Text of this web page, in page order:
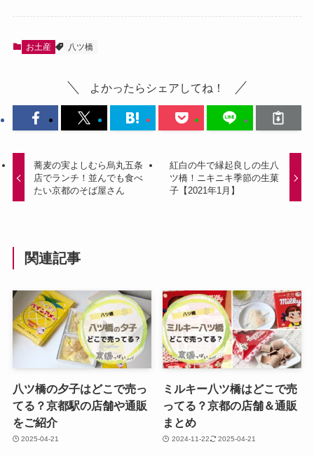
お土産 八ツ橋
よかったらシェアしてね！
蕎麦の実よしむら烏丸五条
店でランチ！並んでも食べ
たい京都のそば屋さん
紅白の牛で縁起良しの生八
ツ橋！ニキニキ季節の生菓
子【2021年1月】
関連記事
八ツ橋の夕子はどこで売っ
てる？京都駅の店舗や通販
をご紹介
2025-04-21
ミルキー八ツ橋はどこで売
ってる？京都の店舗＆通販
まとめ
2024-11-22 2025-04-21